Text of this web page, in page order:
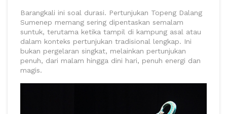
Barangkali ini soal durasi. Pertunjukan Topeng Dalang
Sumenep memang sering dipentaskan semalam
suntuk, terutama ketika tampil di kampung asal atau
dalam konteks pertunjukan tradisional lengkap. Ini
bukan pergelaran singkat, melainkan pertunjukan
penuh, dari malam hingga dini hari, penuh energi dan
magis.